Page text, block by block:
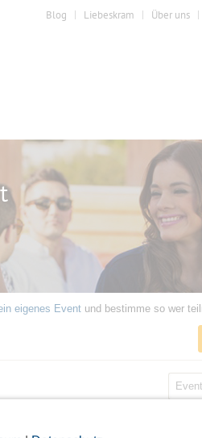
Blog Liebeskram Über uns
eigenes Event und bestimme so wer